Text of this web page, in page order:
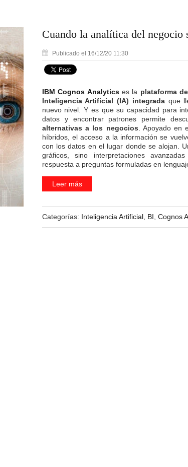
Cuando la analítica del negocio
Publicado el 16/12/20 11:30
IBM Cognos Analyticses la plataforma
Inteligencia Artificial (IA) integradaque
nuevo nivel. Y es que su capacidad para
datos y encontrar patrones permite
alternativas a los negocios. Apoyado en
híbridos, el acceso a la información se
con los datos en el lugar donde se alojan.
gráficos, sino interpretaciones
respuesta a preguntas formuladas en
Leer más
Categorías: Inteligencia Artificial, BI, Cognos